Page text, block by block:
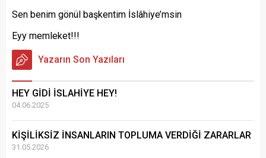
Sen benim gönül başkentim İslâhiye’msin
Eyy memleket!!!
Yazarın Son Yazıları
HEY GİDİ İSLAHİYE HEY!
04.06.2025
KİŞİLİKSİZ İNSANLARIN TOPLUMA VERDİĞİ ZARARLAR
31.05.2026